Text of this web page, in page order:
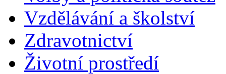
Vzdělávání a školství
Zdravotnictví
Životní prostředí